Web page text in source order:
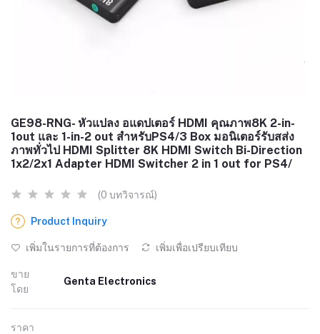
GE98-RNG- หัวแปลง อแดปเตอร์ HDMI คุณภาพ8K 2-in-
1out และ 1-in-2 out สำหรับPS4/3 Box มอนิเตอร์รับสส่ง
ภาพทั่วไป HDMI Splitter 8K HDMI Switch Bi-Direction
1x2/2x1 Adapter HDMI Switcher 2 in 1 out for PS4/
(0 บทวิจารณ์)
Product Inquiry
เพิ่มในรายการที่ต้องการ เพิ่มเพื่อเปรียบเทียบ
ขาย
โดย
Genta Electronics
ราคา